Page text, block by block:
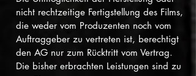
nicht rechtzeitige Fertigstellung des Films,
die weder vom Produzenten noch vom
Auftraggeber zu vertreten ist, berechtigt
den AG nur zum Rücktritt vom Vertrag.
Die bisher erbrachten Leistungen sind zu